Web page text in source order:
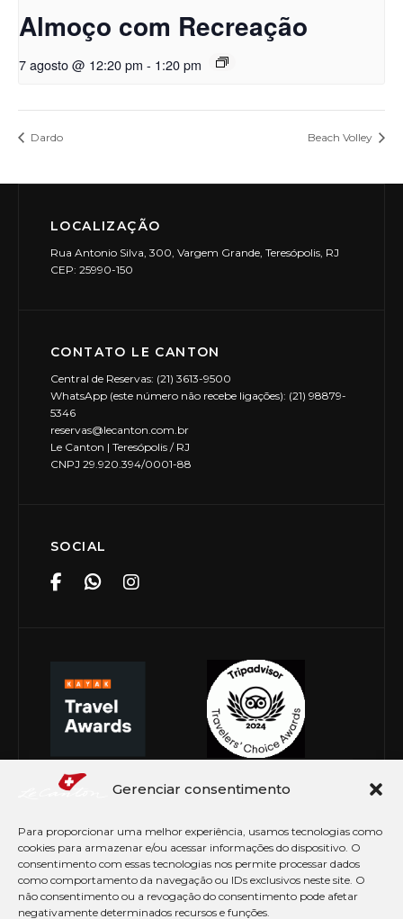
Gerenciar consentimento
Para proporcionar uma melhor experiência, usamos tecnologias como
cookies para armazenar e/ou acessar informações do dispositivo. O
consentimento com essas tecnologias nos permite processar dados
como comportamento da navegação ou IDs exclusivos neste site. O
não consentimento ou a revogação do consentimento pode afetar
negativamente determinados recursos e funções.
Almoço com Recreação
7 agosto @ 12:20 pm - 1:20 pm
Dardo Beach Volley
LOCALIZAÇÃO
Rua Antonio Silva, 300, Vargem Grande, Teresópolis, RJ
CEP: 25990-150
CONTATO LE CANTON
Central de Reservas: (21) 3613-9500
WhatsApp (este número não recebe ligações): (21) 98879-
5346
reservas@lecanton.com.br
Le Canton | Teresópolis / RJ
CNPJ 29.920.394/0001-88
SOCIAL
© Copyright 2026 Le Canton. Todos os direitos